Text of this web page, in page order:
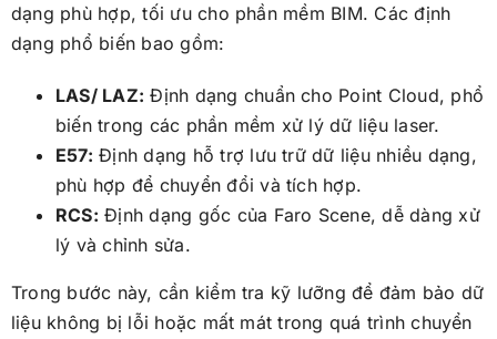
dạng phù hợp, tối ưu cho phần mềm BIM. Các định
dạng phổ biến bao gồm:
LAS/ LAZ: Định dạng chuẩn cho Point Cloud, phổ
biến trong các phần mềm xử lý dữ liệu laser.
E57: Định dạng hỗ trợ lưu trữ dữ liệu nhiều dạng,
phù hợp để chuyển đổi và tích hợp.
RCS: Định dạng gốc của Faro Scene, dễ dàng xử
lý và chỉnh sửa.
Trong bước này, cần kiểm tra kỹ lưỡng để đảm bảo dữ
liệu không bị lỗi hoặc mất mát trong quá trình chuyển